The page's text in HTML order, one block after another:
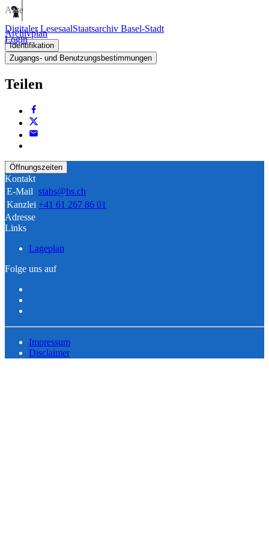
Digitaler LesesaalStaatsarchiv Basel-Stadt
Login
Akte
Archivplan
Identifikation
Zugangs- und Benutzungsbestimmungen
Teilen
Öffnungszeiten
Kontakt
E-Mail stabs@bs.ch
Kanzlei +41 61 267 86 01
Adresse
Links
Lageplan
Folge uns auf
Impressum
Disclaimer